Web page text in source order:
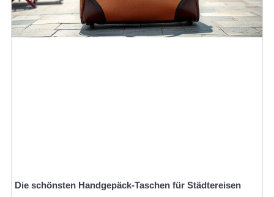
Die schönsten Handgepäck-Taschen für Städtereisen